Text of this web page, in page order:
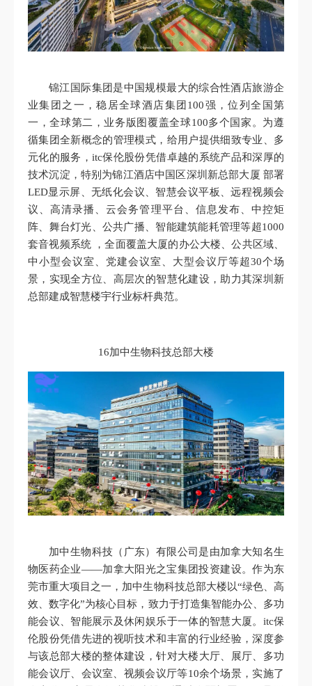
锦江国际集团是中国规模最大的综合性酒店旅游企
业集团之一，稳居全球酒店集团100强，位列全国第
一，全球第二，业务版图覆盖全球100多个国家。为遵
循集团全新概念的管理模式，给用户提供细致专业、多
元化的服务，itc保伦股份凭借卓越的系统产品和深厚的
技术沉淀，特别为锦江酒店中国区深圳新总部大厦 部署
LED显示屏、无纸化会议、智慧会议平板、远程视频会
议、高清录播、云会务管理平台、信息发布、中控矩
阵、舞台灯光、公共广播、智能建筑能耗管理等超1000
套音视频系统 ，全面覆盖大厦的办公大楼、公共区域、
中小型会议室、党建会议室、大型会议厅等超30个场
景，实现全方位、高层次的智慧化建设，助力其深圳新
总部建成智慧楼宇行业标杆典范。
16加中生物科技总部大楼
加中生物科技（广东）有限公司是由加拿大知名生
物医药企业——加拿大阳光之宝集团投资建设。作为东
莞市重大项目之一，加中生物科技总部大楼以“绿色、高
效、数字化”为核心目标，致力于打造集智能办公、多功
能会议、智能展示及休闲娱乐于一体的智慧大厦。itc保
伦股份凭借先进的视听技术和丰富的行业经验，深度参
与该总部大楼的整体建设，针对大楼大厅、展厅、多功
能会议厅、会议室、视频会议厅等10余个场景，实施了